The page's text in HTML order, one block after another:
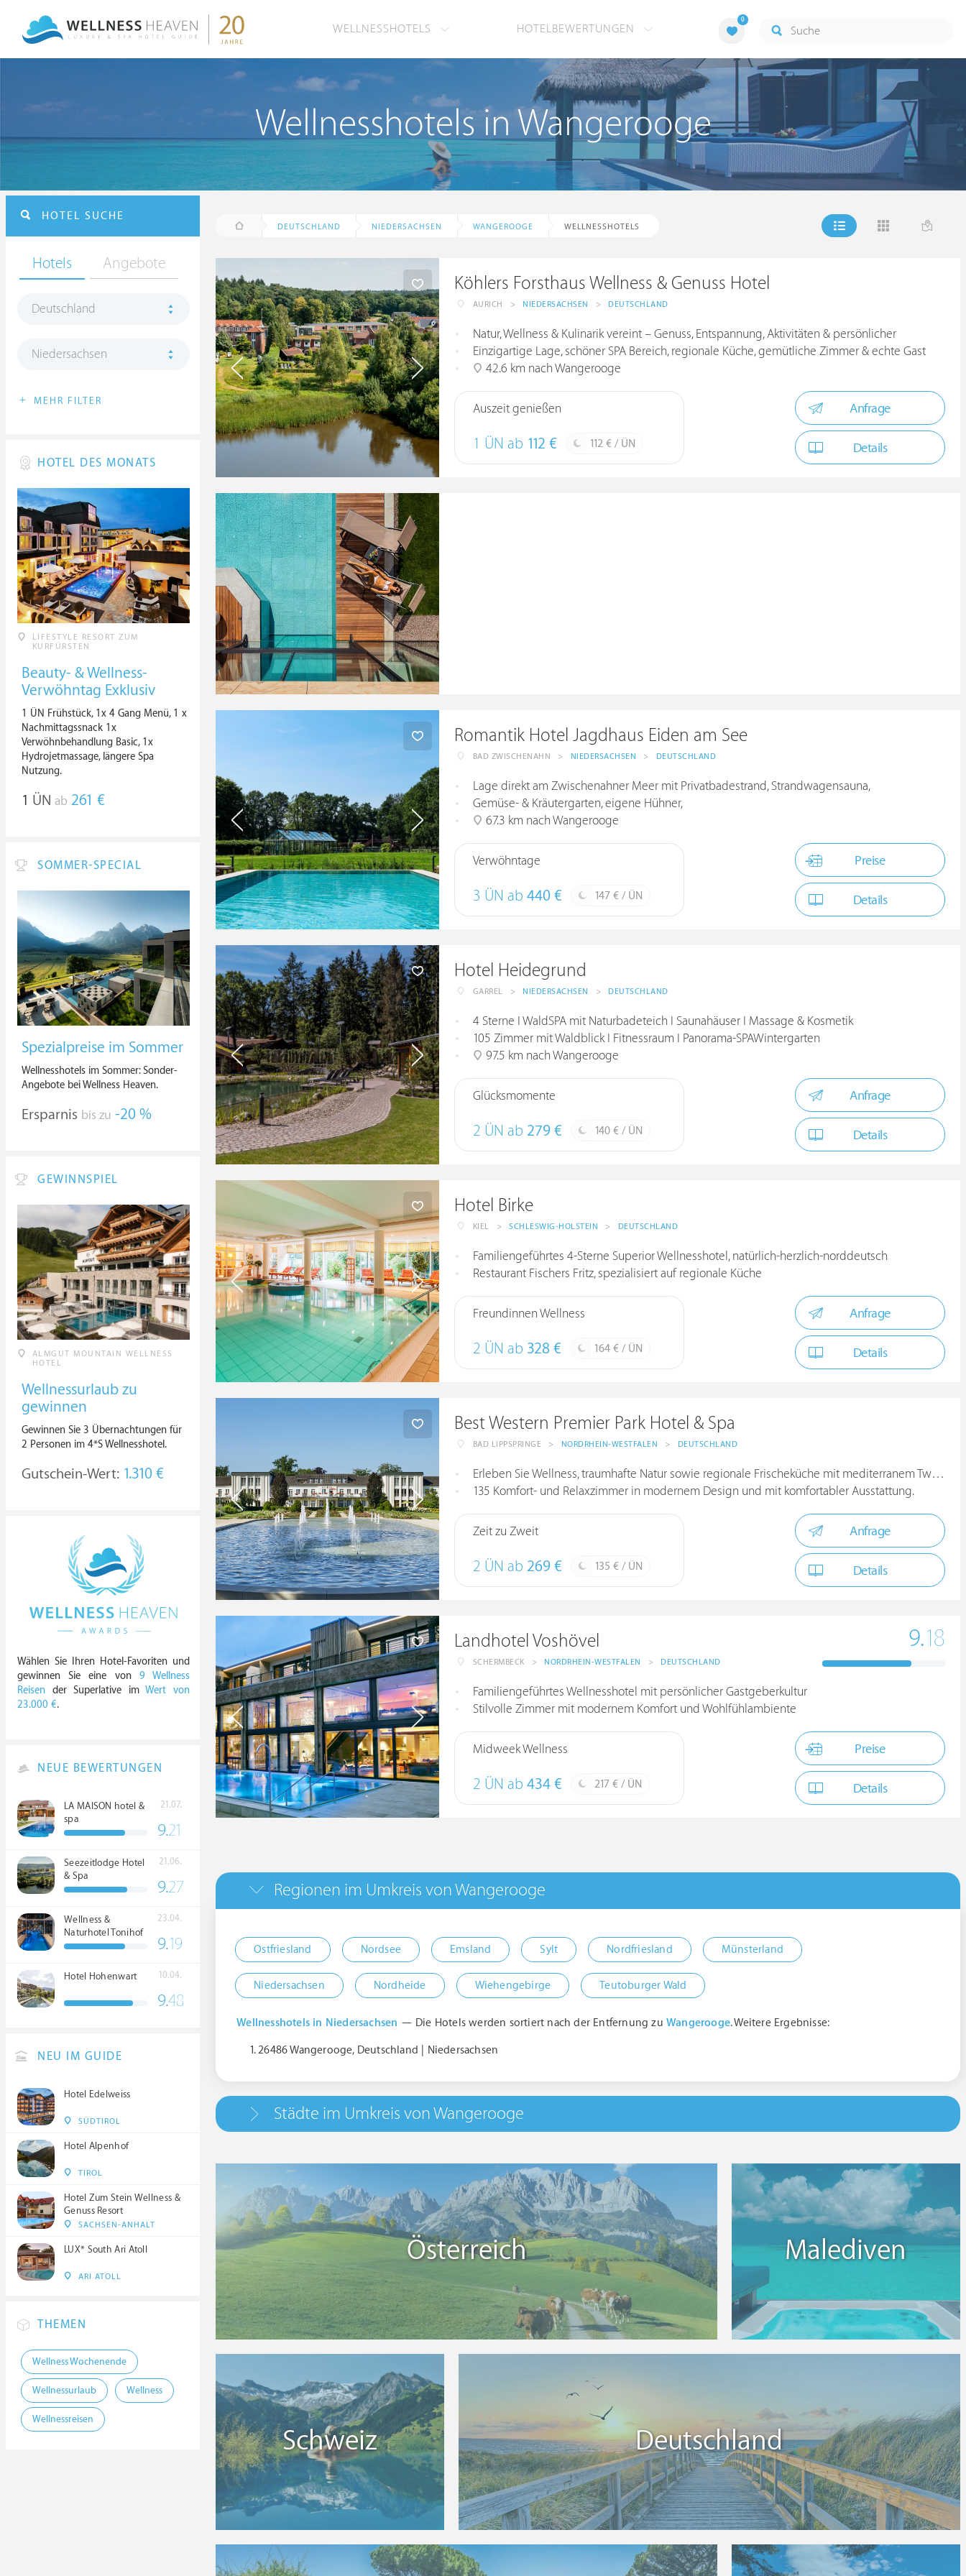
WELLNESSHOTELS HOTELBEWERTUNGEN
0
Wellnesshotels in Wangerooge
DEUTSCHLAND NIEDERSACHSEN WANGEROOGE WELLNESSHOTELS
Köhlers Forsthaus Wellness & Genuss Hotel
AURICH > NIEDERSACHSEN > DEUTSCHLAND
Natur, Wellness & Kulinarik vereint – Genuss, Entspannung, Aktivitäten & persönlicher
Einzigartige Lage, schöner SPA Bereich, regionale Küche, gemütliche Zimmer & echte Gast
42.6 km nach Wangerooge
Auszeit genießen
1 ÜN ab 112 € 112 € / ÜN
Anfrage
Details
Romantik Hotel Jagdhaus Eiden am See
BAD ZWISCHENAHN > NIEDERSACHSEN > DEUTSCHLAND
Lage direkt am Zwischenahner Meer mit Privatbadestrand, Strandwagensauna,
Gemüse- & Kräutergarten, eigene Hühner,
67.3 km nach Wangerooge
Verwöhntage
3 ÜN ab 440 € 147 € / ÜN
Preise
Details
Hotel Heidegrund
GARREL > NIEDERSACHSEN > DEUTSCHLAND
4 Sterne I WaldSPA mit Naturbadeteich I Saunahäuser I Massage & Kosmetik
105 Zimmer mit Waldblick I Fitnessraum I Panorama-SPAWintergarten
97.5 km nach Wangerooge
Glücksmomente
2 ÜN ab 279 € 140 € / ÜN
Anfrage
Details
Hotel Birke
KIEL > SCHLESWIG-HOLSTEIN > DEUTSCHLAND
Familiengeführtes 4-Sterne Superior Wellnesshotel, natürlich-herzlich-norddeutsch
Restaurant Fischers Fritz, spezialisiert auf regionale Küche
Freundinnen Wellness
2 ÜN ab 328 € 164 € / ÜN
Anfrage
Details
Best Western Premier Park Hotel & Spa
BAD LIPPSPRINGE > NORDRHEIN-WESTFALEN > DEUTSCHLAND
Erleben Sie Wellness, traumhafte Natur sowie regionale Frischeküche mit mediterranem Twist!
135 Komfort- und Relaxzimmer in modernem Design und mit komfortabler Ausstattung.
Zeit zu Zweit
2 ÜN ab 269 € 135 € / ÜN
Anfrage
Details
Landhotel Voshövel
SCHERMBECK > NORDRHEIN-WESTFALEN > DEUTSCHLAND
9.18
Familiengeführtes Wellnesshotel mit persönlicher Gastgeberkultur
Stilvolle Zimmer mit modernem Komfort und Wohlfühlambiente
Midweek Wellness
2 ÜN ab 434 € 217 € / ÜN
Preise
Details
Regionen im Umkreis von Wangerooge
Ostfriesland Nordsee Emsland Sylt Nordfriesland Münsterland
Niedersachsen Nordheide Wiehengebirge Teutoburger Wald
Wellnesshotels in Niedersachsen — Die Hotels werden sortiert nach der Entfernung zu Wangerooge. Weitere Ergebnisse:
26486 Wangerooge, Deutschland | Niedersachsen
Städte im Umkreis von Wangerooge
Österreich Malediven
Schweiz Deutschland
HOTEL SUCHE
Hotels Angebote
Deutschland
Niedersachsen
+ MEHR FILTER
HOTEL DES MONATS
LIFESTYLE RESORT ZUM
KURFÜRSTEN
Beauty- & Wellness-
Verwöhntag Exklusiv
1 ÜN Frühstück, 1x 4 Gang Menü, 1 x
Nachmittagssnack 1x
Verwöhnbehandlung Basic, 1x
Hydrojetmassage, längere Spa
Nutzung.
1 ÜN ab 261 €
SOMMER-SPECIAL
Spezialpreise im Sommer
Wellnesshotels im Sommer: Sonder-
Angebote bei Wellness Heaven.
Ersparnis bis zu -20 %
GEWINNSPIEL
ALMGUT MOUNTAIN WELLNESS
HOTEL
Wellnessurlaub zu
gewinnen
Gewinnen Sie 3 Übernachtungen für
2 Personen im 4*S Wellnesshotel.
Gutschein-Wert: 1.310 €
Wählen Sie Ihren Hotel-Favoriten und
gewinnen Sie eine von 9 Wellness
Reisen der Superlative imWert von
23.000 €.
NEUE BEWERTUNGEN
LA MAISON hotel &
spa
21.07.
9.21
Seezeitlodge Hotel
& Spa
21.06.
9.27
Wellness &
Naturhotel Tonihof
****S
23.04.
9.19
Hotel Hohenwart 10.04.
9.48
NEU IM GUIDE
Hotel Edelweiss
SÜDTIROL
Hotel Alpenhof
TIROL
Hotel Zum Stein Wellness &
Genuss Resort
SACHSEN-ANHALT
LUX* South Ari Atoll
ARI ATOLL
THEMEN
Wellness Wochenende
Wellnessurlaub Wellness
Wellnessreisen